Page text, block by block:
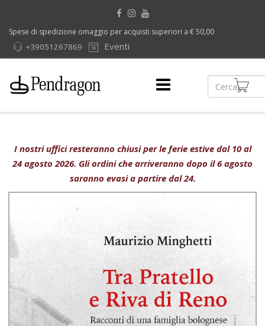
Spese di spedizione omaggio per acquisti superiori a € 50,00
Eventi
+39051267869
I nostri uffici resteranno chiusi per le ferie estive dal 10 al
24 agosto 2026. Gli ordini che arriveranno dopo il 6 agosto
saranno evasi a partire dal 24.